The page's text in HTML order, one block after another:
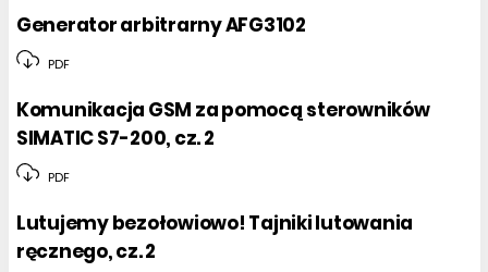
Generator arbitrarny AFG3102
PDF
Komunikacja GSM za pomocą sterowników
SIMATIC S7-200, cz. 2
PDF
Lutujemy bezołowiowo! Tajniki lutowania
ręcznego, cz. 2